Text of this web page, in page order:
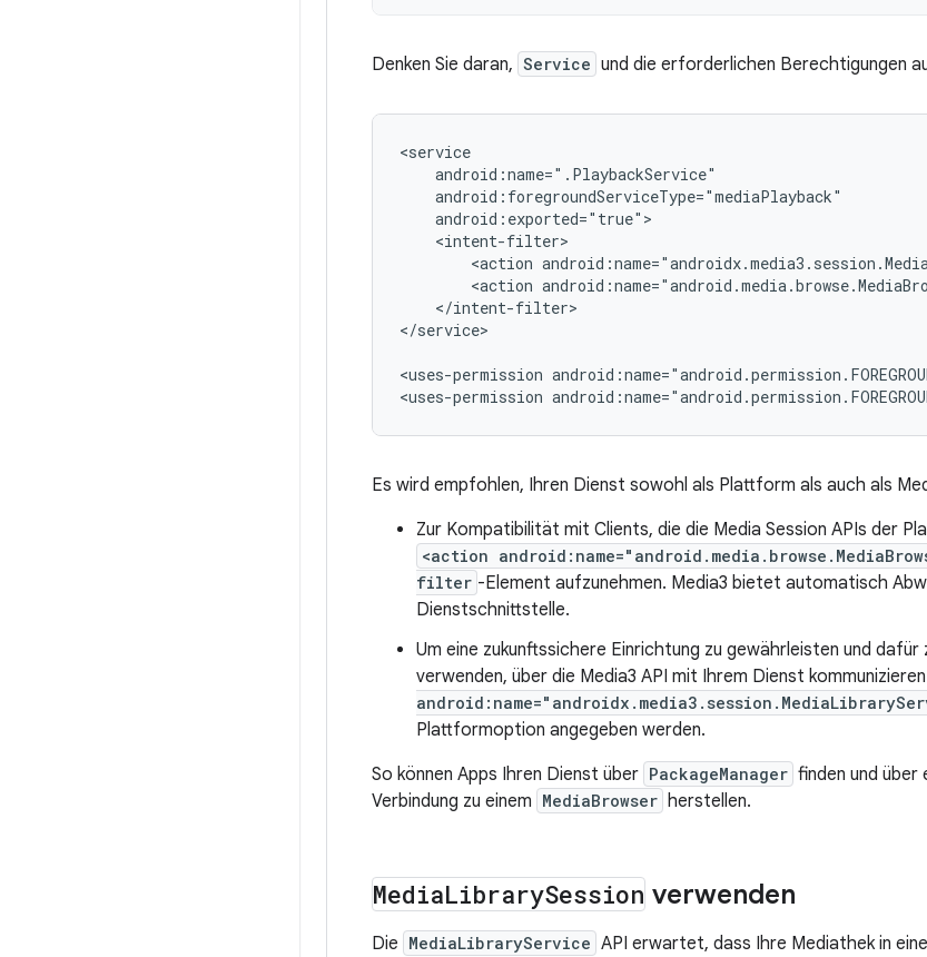
Denken Sie daran, Service und die erforderlichen Berechtigungen
<action
<action
</intent-filter>
</service>
<uses-permission
<uses-permission
Es wird empfohlen, Ihren Dienst sowohl als Plattform als auch als
Zur Kompatibilität mit Clients, die die Media Session APIs der
<action
filter -Element aufzunehmen. Media3 bietet automatisch
Dienstschnittstelle.
Um eine zukunftssichere Einrichtung zu gewährleisten und dafür
verwenden, über die Media3 API mit Ihrem Dienst
Plattformoption angegeben werden.
So können Apps Ihren Dienst über PackageManager finden und über
Verbindung zu einem MediaBrowser herstellen.
MediaLibrarySession verwenden
Die MediaLibraryService API erwartet, dass Ihre Mediathek in